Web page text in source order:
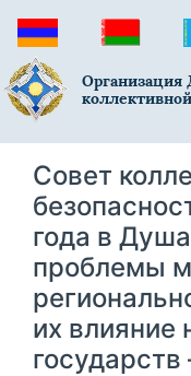
Организация
Совет
года в
проблемы
их влияние